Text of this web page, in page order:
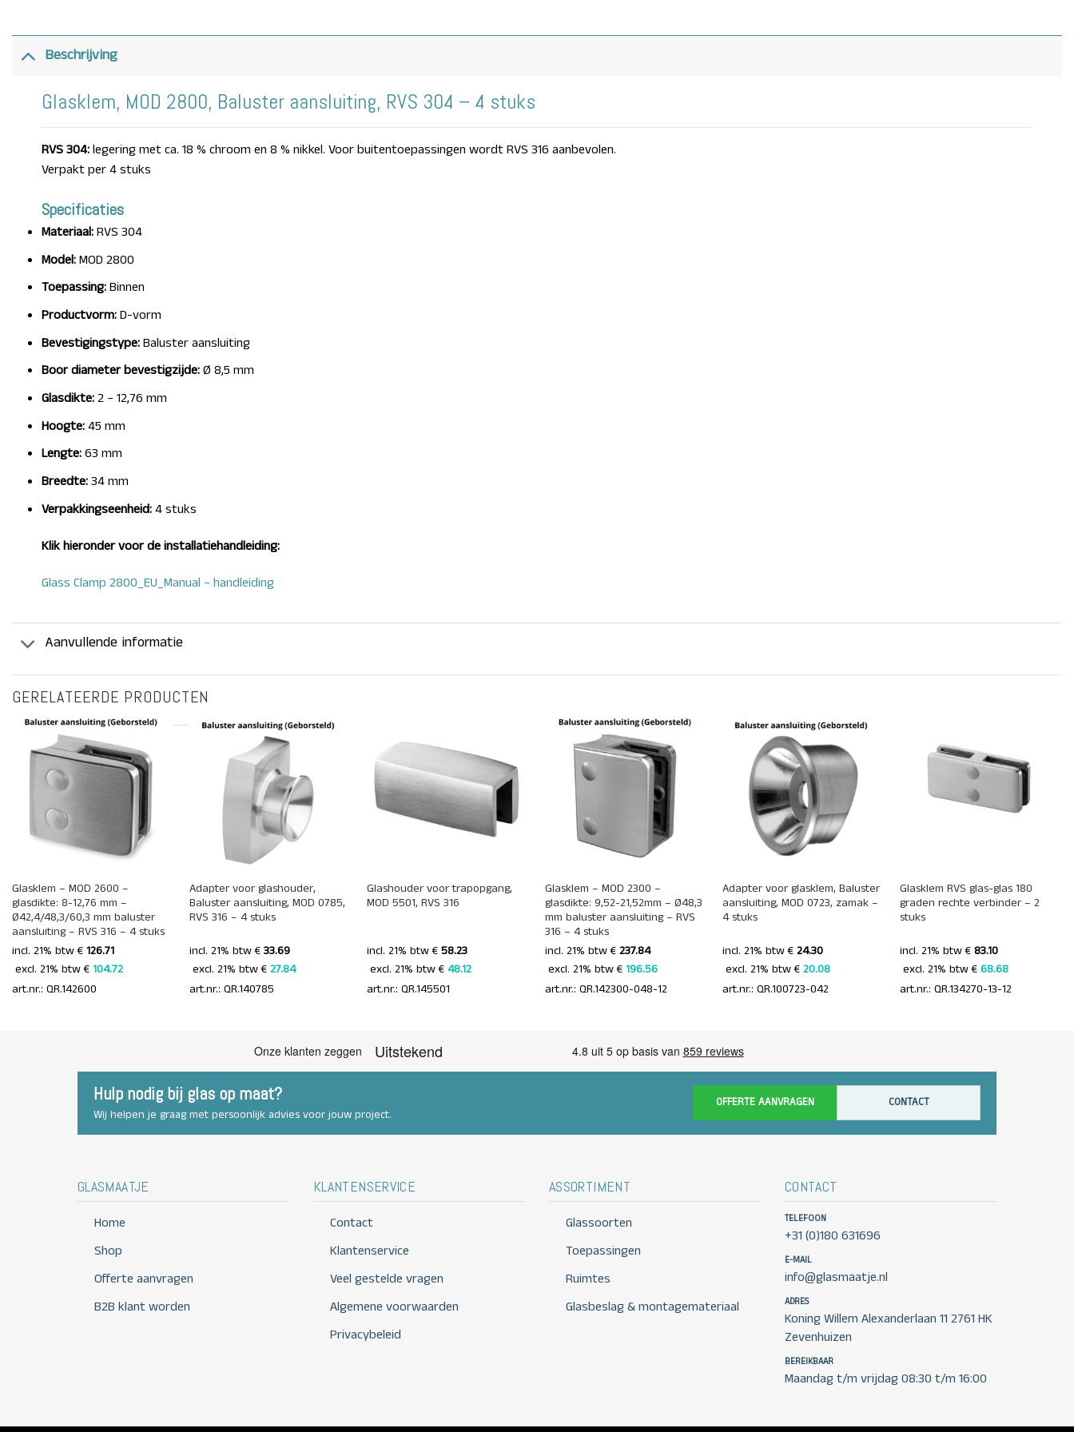
Beschrijving
Glasklem, MOD 2800, Baluster aansluiting, RVS 304 – 4 stuks
RVS 304:legering met ca. 18 % chroom en 8 % nikkel. Voor buitentoepassingen wordt RVS 316 aanbevolen.
Verpakt per 4 stuks
Specificaties
Materiaal:RVS 304
Model:MOD 2800
Toepassing:Binnen
Productvorm:D-vorm
Bevestigingstype:Baluster aansluiting
Boor diameter bevestigzijde:Ø 8,5 mm
Glasdikte:2 – 12,76 mm
Hoogte:45 mm
Lengte:63 mm
Breedte:34 mm
Verpakkingseenheid:4 stuks
Klik hieronder voor de installatiehandleiding:
Glass Clamp 2800_EU_Manual – handleiding
Aanvullende informatie
GERELATEERDE PRODUCTEN
Glasklem – MOD 2600 –
glasdikte: 8-12,76 mm –
Ø42,4/48,3/60,3 mm baluster
aansluiting – RVS 316 – 4 stuks
incl. 21% btw € 126.71
excl. 21% btw € 104.72
art.nr.: QR.142600
Adapter voor glashouder,
Baluster aansluiting, MOD 0785,
RVS 316 – 4 stuks
incl. 21% btw €33.69
excl. 21% btw € 27.84
art.nr.: QR.140785
Glashouder voor trapopgang,
MOD 5501, RVS 316
incl. 21% btw €58.23
excl. 21% btw € 48.12
art.nr.: QR.145501
Glasklem – MOD 2300 –
glasdikte: 9,52-21,52mm – Ø48,3
mm baluster aansluiting – RVS
316 – 4 stuks
incl. 21% btw € 237.84
excl. 21% btw € 196.56
art.nr.: QR.142300-048-12
Adapter voor glasklem, Baluster
aansluiting, MOD 0723, zamak –
4 stuks
incl. 21% btw €24.30
excl. 21% btw € 20.08
art.nr.: QR.100723-042
Glasklem RVS glas-glas 180
graden rechte verbinder – 2
stuks
incl. 21% btw €83.10
excl. 21% btw € 68.68
art.nr.: QR.134270-13-12
Hulp nodig bij glas op maat?
Wij helpen je graag met persoonlijk advies voor jouw project.
OFFERTE AANVRAGEN CONTACT
GLASMAATJE
Home
Shop
Offerte aanvragen
B2B klant worden
KLANTENSERVICE
Contact
Klantenservice
Veel gestelde vragen
Algemene voorwaarden
Privacybeleid
ASSORTIMENT
Glassoorten
Toepassingen
Ruimtes
Glasbeslag & montagemateriaal
CONTACT
TELEFOON
+31 (0)180 631696
E-MAIL
info@glasmaatje.nl
ADRES
Koning Willem Alexanderlaan 11 2761 HK
Zevenhuizen
BEREIKBAAR
Maandag t/m vrijdag 08:30 t/m 16:00